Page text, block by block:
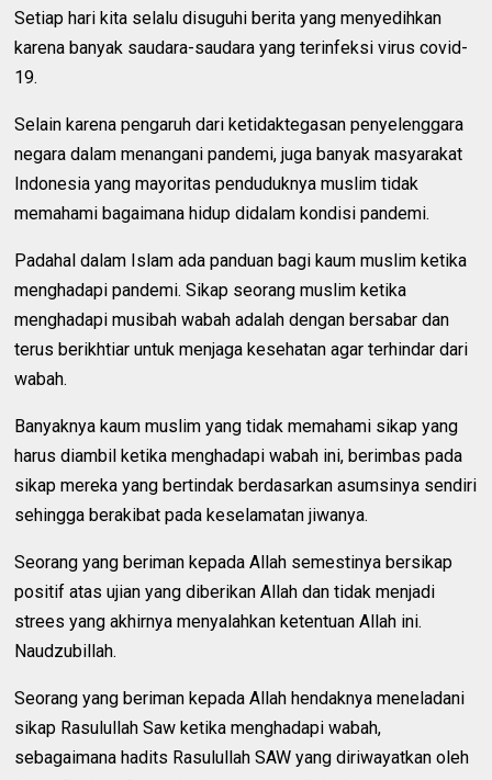
Setiap hari kita selalu disuguhi berita yang menyedihkan
karena banyak saudara-saudara yang terinfeksi virus covid-
19.
Selain karena pengaruh dari ketidaktegasan penyelenggara
negara dalam menangani pandemi, juga banyak masyarakat
Indonesia yang mayoritas penduduknya muslim tidak
memahami bagaimana hidup didalam kondisi pandemi.
Padahal dalam Islam ada panduan bagi kaum muslim ketika
menghadapi pandemi. Sikap seorang muslim ketika
menghadapi musibah wabah adalah dengan bersabar dan
terus berikhtiar untuk menjaga kesehatan agar terhindar dari
wabah.
Banyaknya kaum muslim yang tidak memahami sikap yang
harus diambil ketika menghadapi wabah ini, berimbas pada
sikap mereka yang bertindak berdasarkan asumsinya sendiri
sehingga berakibat pada keselamatan jiwanya.
Seorang yang beriman kepada Allah semestinya bersikap
positif atas ujian yang diberikan Allah dan tidak menjadi
strees yang akhirnya menyalahkan ketentuan Allah ini.
Naudzubillah.
Seorang yang beriman kepada Allah hendaknya meneladani
sikap Rasulullah Saw ketika menghadapi wabah,
sebagaimana hadits Rasulullah SAW yang diriwayatkan oleh